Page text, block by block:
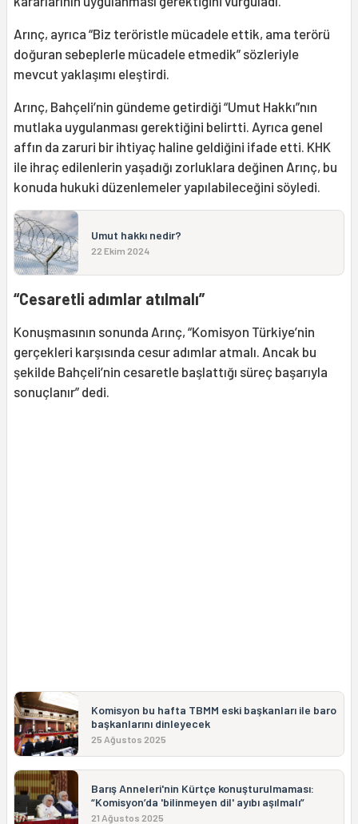
Arınç, ayrıca “Biz teröristle mücadele ettik, ama terörü
doğuran sebeplerle mücadele etmedik” sözleriyle
mevcut yaklaşımı eleştirdi.
Arınç, Bahçeli’nin gündeme getirdiği “Umut Hakkı”nın
mutlaka uygulanması gerektiğini belirtti. Ayrıca genel
affın da zaruri bir ihtiyaç haline geldiğini ifade etti. KHK
ile ihraç edilenlerin yaşadığı zorluklara değinen Arınç, bu
konuda hukuki düzenlemeler yapılabileceğini söyledi.
Umut hakkı nedir?
22 Ekim 2024
“Cesaretli adımlar atılmalı”
Konuşmasının sonunda Arınç, “Komisyon Türkiye’nin
gerçekleri karşısında cesur adımlar atmalı. Ancak bu
şekilde Bahçeli’nin cesaretle başlattığı süreç başarıyla
sonuçlanır” dedi.
Komisyon bu hafta TBMM eski başkanları ile baro
başkanlarını dinleyecek
25 Ağustos 2025
Barış Anneleri'nin Kürtçe konuşturulmaması:
“Komisyon’da 'bilinmeyen dil' ayıbı aşılmalı”
21 Ağustos 2025